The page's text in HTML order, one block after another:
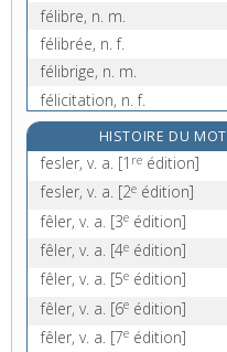
félibre, n. m.
félibrée, n. f.
félibrige, n. m.
félicitation, n. f.
félicité, n. f.
féliciter, v. tr. et pron.
félidés, n. m. pl.
félin, -ine, adj. et n.
fellaga, n. m.
HISTOIRE DU MOT
fesler, v. a. [1 re édition]
fesler, v. a. [2e édition]
fêler, v. a. [3e édition]
fêler, v. a. [4e édition]
fêler, v. a. [5e édition]
fêler, v. a. [6e édition]
fêler, v. a. [7e édition]